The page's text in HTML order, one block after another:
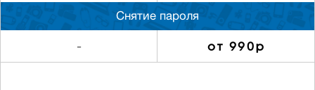
Снятие пароля
- от 990р